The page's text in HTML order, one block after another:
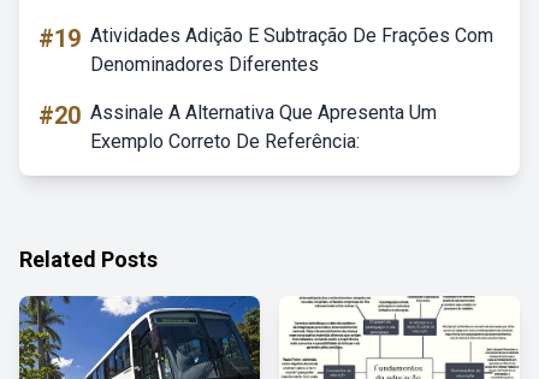
#19 Atividades Adição E Subtração De Frações Com
Denominadores Diferentes
#20 Assinale A Alternativa Que Apresenta Um
Exemplo Correto De Referência:
Related Posts